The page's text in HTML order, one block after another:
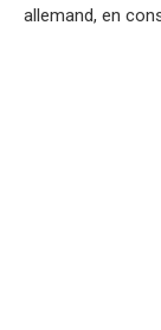
allemand, en